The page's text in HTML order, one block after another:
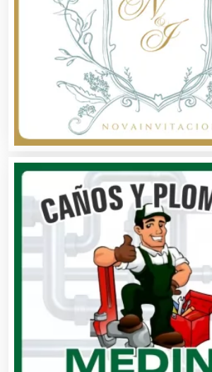
Análisis de Aguas
Animadores de Eventos
Aparatos y Equipos
Arquitectos
Artes Gráficas
Artesanías
Artículos de Oficina